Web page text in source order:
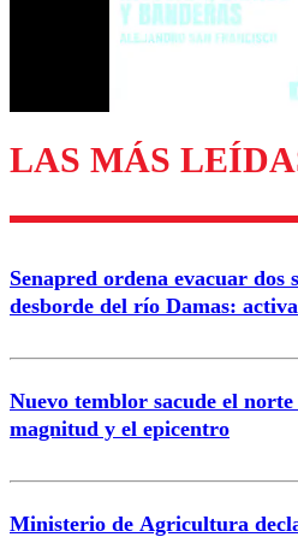
LAS MÁS
Senapred ordena evacuar dos
desborde del río Damas:
Nuevo temblor sacude el
magnitud y el epicentro
Ministerio de Agricultura